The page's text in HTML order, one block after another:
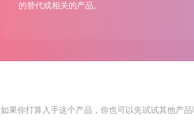
的替代或相关的产品。
如果你打算入手这个产品，你也可以先试试其他产品